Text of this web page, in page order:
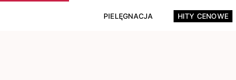
PIELĘGNACJA HITY CENOWE